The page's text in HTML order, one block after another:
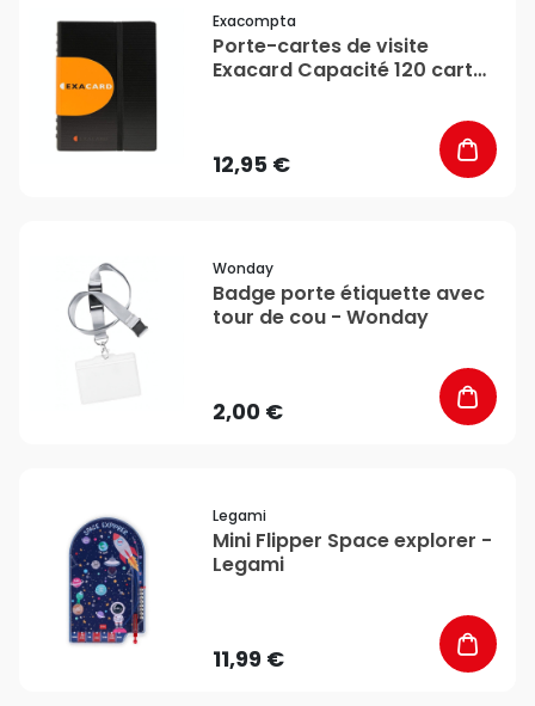
Exacompta
Porte-cartes de visite
Exacard Capacité 120 cartes
12,95 €
Wonday
Badge porte étiquette avec
tour de cou - Wonday
2,00 €
Legami
Mini Flipper Space explorer -
Legami
11,99 €